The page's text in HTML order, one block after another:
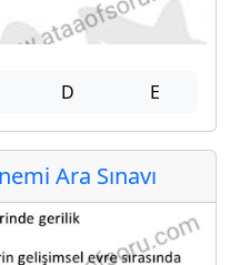
D E
Ara Sınavı